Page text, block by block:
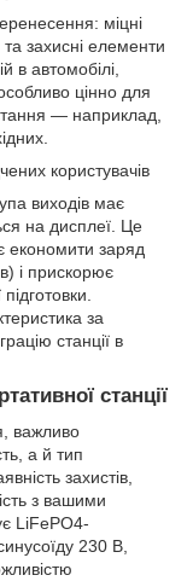
міцні
захисні елементи
в автомобілі,
цінно для
— наприклад,
користувачів
виходів має
на дисплеї. Це
економити заряд
і прискорює
за
станції в
станції
важливо
а й тип
захистів,
з вашими
LiFePO4-
230 В,